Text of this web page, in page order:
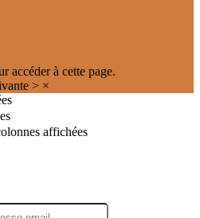
accéder à cette page.
> ×
affichées